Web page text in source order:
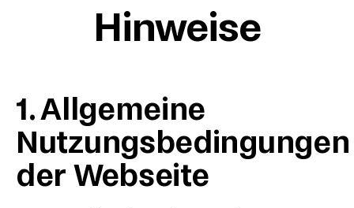
Hinweise
1. Allgemeine
Nutzungsbedingungen
der Webseite